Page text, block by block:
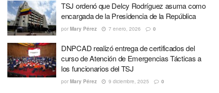
TSJ ordenó que Delcy Rodríguez asuma como
encargada de la Presidencia de la República
por Mary Pérez 7 enero, 2026 0
DNPCAD realizó entrega de certificados del
curso de Atención de Emergencias Tácticas a
los funcionarios del TSJ
por Mary Pérez 9 diciembre, 2025 0